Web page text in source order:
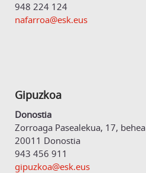
948 224 124
nafarroa@esk.eus
Gipuzkoa
Donostia
Zorroaga Pasealekua, 17, behea
20011 Donostia
943 456 911
gipuzkoa@esk.eus